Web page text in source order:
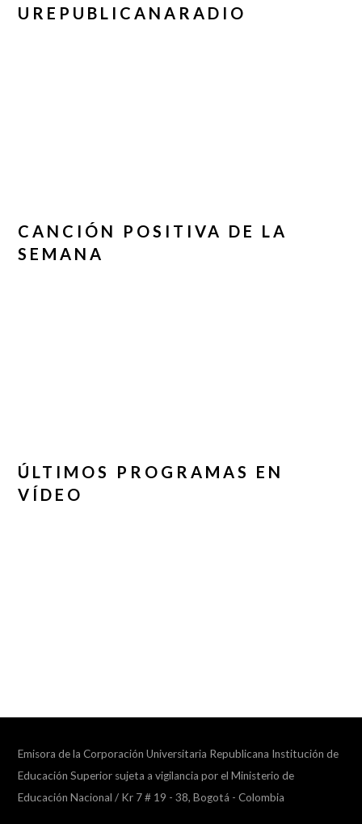
UREPUBLICANARADIO
CANCIÓN POSITIVA DE LA
SEMANA
ÚLTIMOS PROGRAMAS EN
VÍDEO
Emisora de la Corporación Universitaria Republicana Institución de
Educación Superior sujeta a vigilancia por el Ministerio de
Educación Nacional / Kr 7 # 19 - 38, Bogotá - Colombia